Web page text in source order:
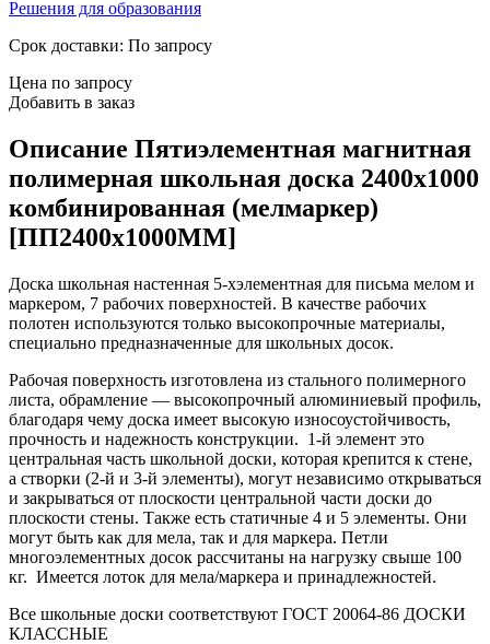
Решения для образования
Срок доставки: По запросу
Цена по запросу
Добавить в заказ
Описание Пятиэлементная магнитная
полимерная школьная доска 2400х1000
комбинированная (мелмаркер)
[ПП2400х1000ММ]
Доска школьная настенная 5-хэлементная для письма мелом и
маркером, 7 рабочих поверхностей. В качестве рабочих
полотен используются только высокопрочные материалы,
специально предназначенные для школьных досок.
Рабочая поверхность изготовлена из стального полимерного
листа, обрамление — высокопрочный алюминиевый профиль,
благодаря чему доска имеет высокую износоустойчивость,
прочность и надежность конструкции. 1-й элемент это
центральная часть школьной доски, которая крепится к стене,
а створки (2-й и 3-й элементы), могут независимо открываться
и закрываться от плоскости центральной части доски до
плоскости стены. Также есть статичные 4 и 5 элементы. Они
могут быть как для мела, так и для маркера. Петли
многоэлементных досок рассчитаны на нагрузку свыше 100
кг. Имеется лоток для мела/маркера и принадлежностей.
Все школьные доски соответствуют ГОСТ 20064-86 ДОСКИ
КЛАССНЫЕ